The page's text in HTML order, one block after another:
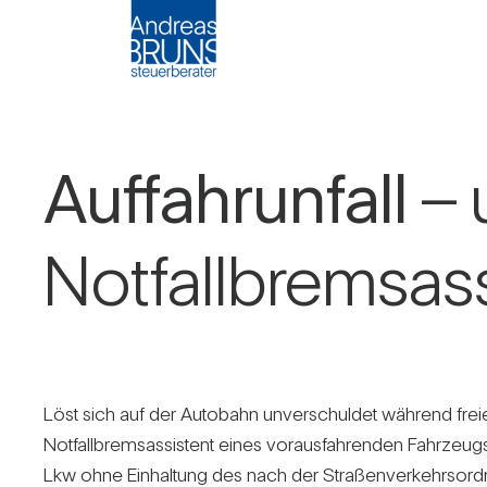
Auf­fahr­un­fall –
Löst sich auf der Auto­bahn unver­schuldet wäh­rend
Not­fall­brems­as­sis­tent eines vor­aus­fah­renden
Lkw ohne Ein­hal­tung des nach der